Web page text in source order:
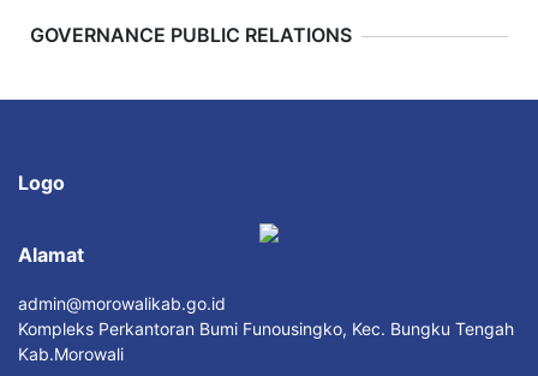
Previous
GOVERNANCE PUBLIC RELATIONS
Logo
Alamat
admin@morowalikab.go.id
Kompleks Perkantoran Bumi Funousingko, Kec. Bungku Tengah
Kab.Morowali